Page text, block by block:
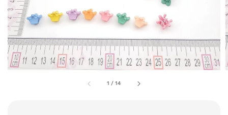
1 /14